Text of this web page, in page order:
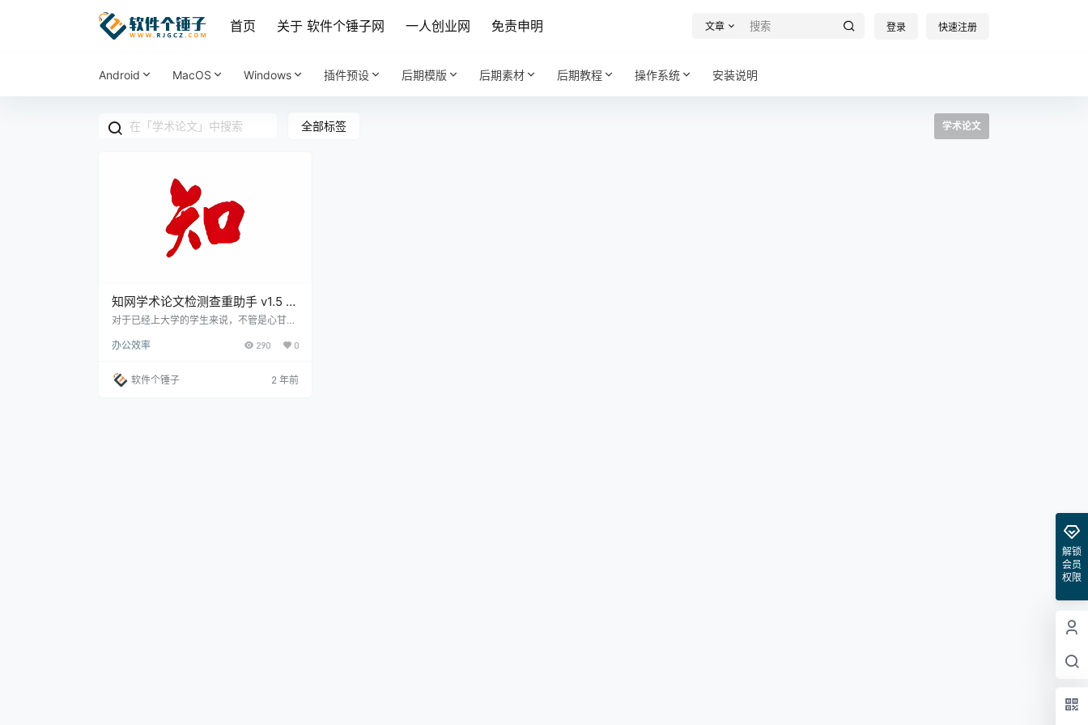
首页 关于 软件个锤子网 一人创业网 免责申明 文章 登录 快速注册
Android MacOS Windows 插件预设 后期模版 后期素材 后期教程 操作系统 安装说明
全部标签 学术论文
知网学术论文检测查重助手 v1.5 免
费版
对于已经上大学的学生来说，不管是心甘情
能，那就是——写论文。 对于很多学生来
处入手，又怎么样才能符合论文要求，所
以，很多人都采用了网上借鉴的方式。 写一
办公效率 290 0
软件个锤子 2 年前
解锁
会员
权限